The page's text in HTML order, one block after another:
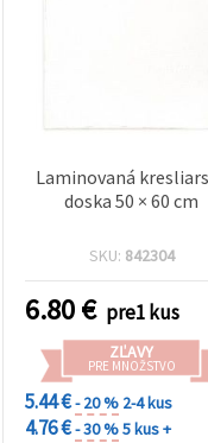
Laminovaná
doska 50 × 60 cm
SKU: 842304
6.80€ pre1 kus
ZĽAVY
PRE MNOŽSTVO
5.44 €- 20 % 2-4 kus
4.76 €- 30 %5 kus +